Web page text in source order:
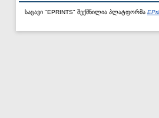
საცავი "EPRINTS" შექმნილია პლატფორმა